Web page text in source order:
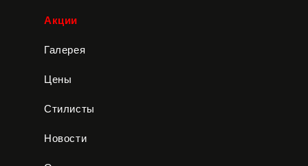
Галерея
Стилисты
Цены
Новости
Акции